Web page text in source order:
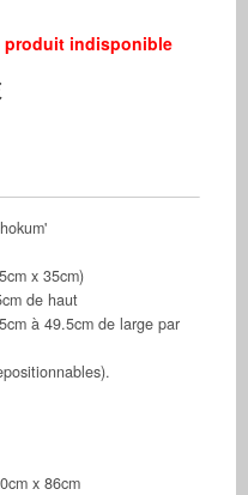
produit indisponible
x 35cm)
de haut
à 49.5cm de large par
x 86cm